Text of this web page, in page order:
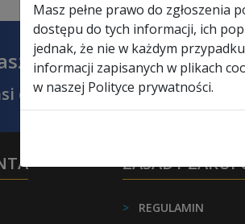
Masz pełne prawo do zgłoszenia
dostępu do tych informacji, ich
jednak, że nie w każdym
informacji zapisanych w plikach
w naszej Polityce prywatności.
problem z doborem
doradcy pomogą Ci wybrać
ZASADY
>
REGULAMIN